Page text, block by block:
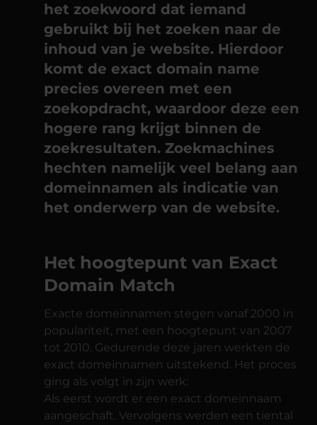
het zoekwoord dat iemand
gebruikt bij het zoeken naar de
inhoud van je website. Hierdoor
komt de exact domain name
precies overeen met een
zoekopdracht, waardoor deze een
hogere rang krijgt binnen de
zoekresultaten. Zoekmachines
hechten namelijk veel belang aan
domeinnamen als indicatie van
het onderwerp van de website.
Het hoogtepunt van Exact
Domain Match
Exacte domeinnamen stegen vanaf 2000 in
populariteit, met een hoogtepunt van 2007
tot 2010. Gedurende deze jaren werkten de
exact domeinnamen uitstekend. Het proces
ging als volgt in zijn werk:
Als eerst wordt er een exact domeinnaam
aangeschaft. Vervolgens werden een tiental